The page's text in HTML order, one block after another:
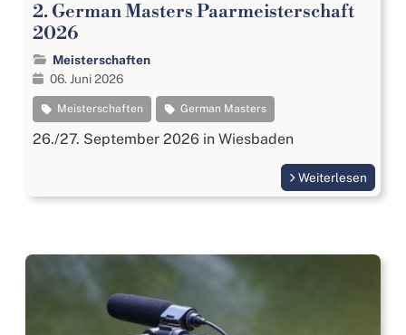
2. German Masters Paarmeisterschaft
2026
Meisterschaften
06. Juni 2026
Meisterschaften German Masters
26./27. September 2026 in Wiesbaden
Weiterlesen